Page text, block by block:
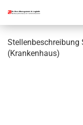
(Krankenhaus)